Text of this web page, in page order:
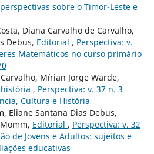
sobre o Timor-Leste e
Diana Carvalho de Carvalho,
Debus, Editorial , Perspectiva: v.
Matemáticos no curso primário
Mírian Jorge Warde,
, Perspectiva: v. 37 n. 3
Cultura e História
Eliane Santana Dias Debus,
Editorial , Perspectiva: v. 32
de Jovens e Adultos: sujeitos e
educativas